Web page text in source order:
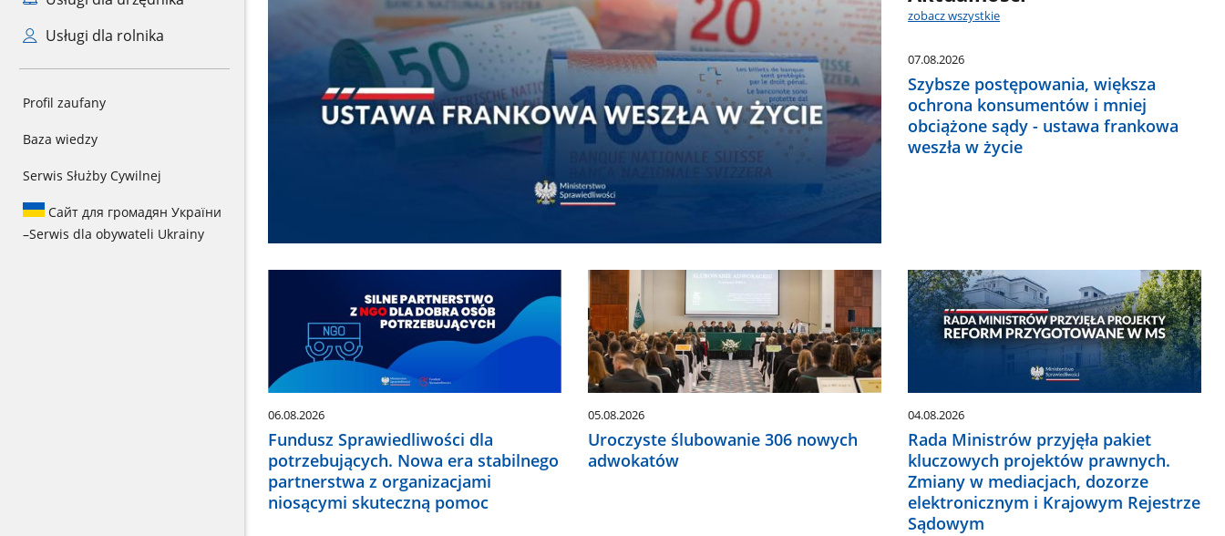
Usługi dla rolnika
Profil zaufany
Baza wiedzy
Serwis Służby Cywilnej
Сайт для громадян України
–Serwis dla obywateli Ukrainy
zobacz wszystkie
07.08.2026
Szybsze postępowania, większa
ochrona konsumentów i mniej
obciążone sądy - ustawa frankowa
weszła w życie
06.08.2026
Fundusz Sprawiedliwości dla
potrzebujących. Nowa era stabilnego
partnerstwa z organizacjami
niosącymi skuteczną pomoc
05.08.2026
Uroczyste ślubowanie 306 nowych
adwokatów
04.08.2026
Rada Ministrów przyjęła pakiet
kluczowych projektów prawnych.
Zmiany w mediacjach, dozorze
elektronicznym i Krajowym Rejestrze
Sądowym